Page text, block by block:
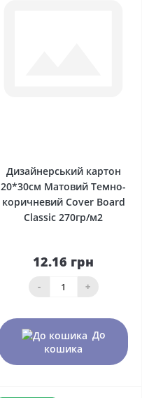
Дизайнерський картон
20*30см Матовий Темно-
коричневий Сover Board
Classic 270гр/м2
12.16 грн
- +
До
кошика